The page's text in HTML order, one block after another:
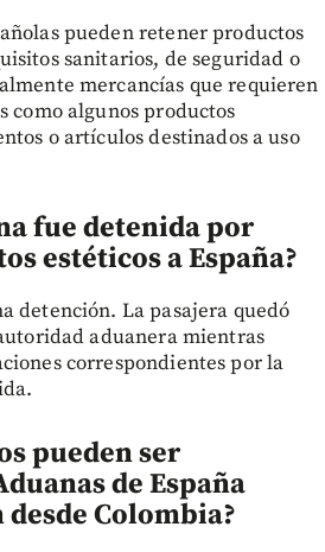
pueden retener productos
sanitarios, de seguridad o
mercancías que requieren
como algunos productos
o artículos destinados a uso
fue detenida por
estéticos a España?
detención. La pasajera quedó
aduanera mientras
correspondientes por la
pueden ser
de España
Colombia?